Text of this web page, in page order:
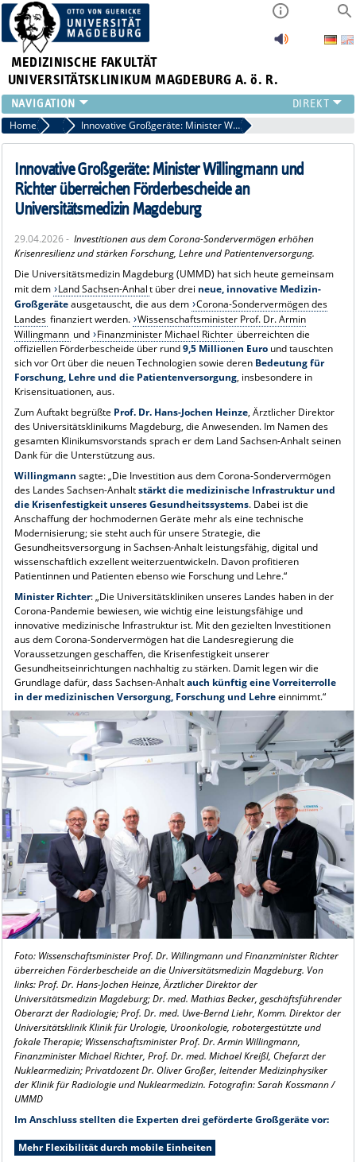
MEDIZINISCHE FAKULTÄT
UNIVERSITÄTSKLINIKUM MAGDEBURG A. ö. R.
INSTITUTE
KLINIKEN
ZENTRALE EINRICHTUNGEN
FORSCHUNG
PRESSE
INTERNATIONAL
Home Pressemitteilungen Innovative Großgeräte: Minister Willingmann und Richter überreichen Förderbescheide an Universitätsmedizin Magdeburg
Innovative Großgeräte: Minister Willingmann und
Richter überreichen Förderbescheide an
Universitätsmedizin Magdeburg
29.04.2026 - Investitionen aus dem Corona-Sondervermögen erhöhen
Krisenresilienz und stärken Forschung, Lehre und Patientenversorgung.
Die Universitätsmedizin Magdeburg (UMMD) hat sich heute gemeinsam
mit dem Land Sachsen-Anhalt über drei neue, innovative Medizin-
Großgeräteausgetauscht, die aus dem Corona-Sondervermögen des
Landes finanziert werden. Wissenschaftsminister Prof. Dr. Armin
Willingmann und Finanzminister Michael Richter überreichten die
offiziellen Förderbescheide über rund9,5 Millionen Euround tauschten
sich vor Ort über die neuen Technologien sowie deren Bedeutung für
Forschung, Lehre und die Patientenversorgung, insbesondere in
Krisensituationen, aus.
Zum Auftakt begrüßte Prof. Dr. Hans-Jochen Heinze, Ärztlicher Direktor
des Universitätsklinikums Magdeburg, die Anwesenden. Im Namen des
gesamten Klinikumsvorstands sprach er dem Land Sachsen-Anhalt seinen
Dank für die Unterstützung aus.
Willingmann sagte: „Die Investition aus dem Corona-Sondervermögen
des Landes Sachsen-Anhaltstärkt die medizinische Infrastruktur und
die Krisenfestigkeit unseres Gesundheitssystems. Dabei ist die
Anschaffung der hochmodernen Geräte mehr als eine technische
Modernisierung; sie steht auch für unsere Strategie, die
Gesundheitsversorgung in Sachsen-Anhalt leistungsfähig, digital und
wissenschaftlich exzellent weiterzuentwickeln. Davon profitieren
Patientinnen und Patienten ebenso wie Forschung und Lehre.“
Minister Richter: „Die Universitätskliniken unseres Landes haben in der
Corona-Pandemie bewiesen, wie wichtig eine leistungsfähige und
innovative medizinische Infrastruktur ist. Mit den gezielten Investitionen
aus dem Corona-Sondervermögen hat die Landesregierung die
Voraussetzungen geschaffen, die Krisenfestigkeit unserer
Gesundheitseinrichtungen nachhaltig zu stärken. Damit legen wir die
Grundlage dafür, dass Sachsen-Anhaltauch künftig eine Vorreiterrolle
in der medizinischen Versorgung, Forschung und Lehreeinnimmt.“
Foto: Wissenschaftsminister Prof. Dr. Willingmann und Finanzminister Richter
überreichen Förderbescheide an die Universitätsmedizin Magdeburg. Von
links: Prof. Dr. Hans-Jochen Heinze, Ärztlicher Direktor der
Universitätsmedizin Magdeburg; Dr. med. Mathias Becker, geschäftsführender
Oberarzt der Radiologie; Prof. Dr. med. Uwe-Bernd Liehr, Komm. Direktorder
Universitätsklinik Klinik für Urologie, Uroonkologie, robotergestützte und
fokale Therapie; Wissenschaftsminister Prof. Dr. Armin Willingmann,
Finanzminister Michael Richter, Prof. Dr. med. Michael Kreißl, Chefarzt der
Nuklearmedizin; Privatdozent Dr. Oliver Großer, leitender Medizinphysiker
der Klinik für Radiologie und Nuklearmedizin. Fotografin: Sarah Kossmann /
UMMD
Im Anschluss stellten die Experten drei geförderte Großgeräte vor:
Mehr Flexibilität durch mobile Einheiten